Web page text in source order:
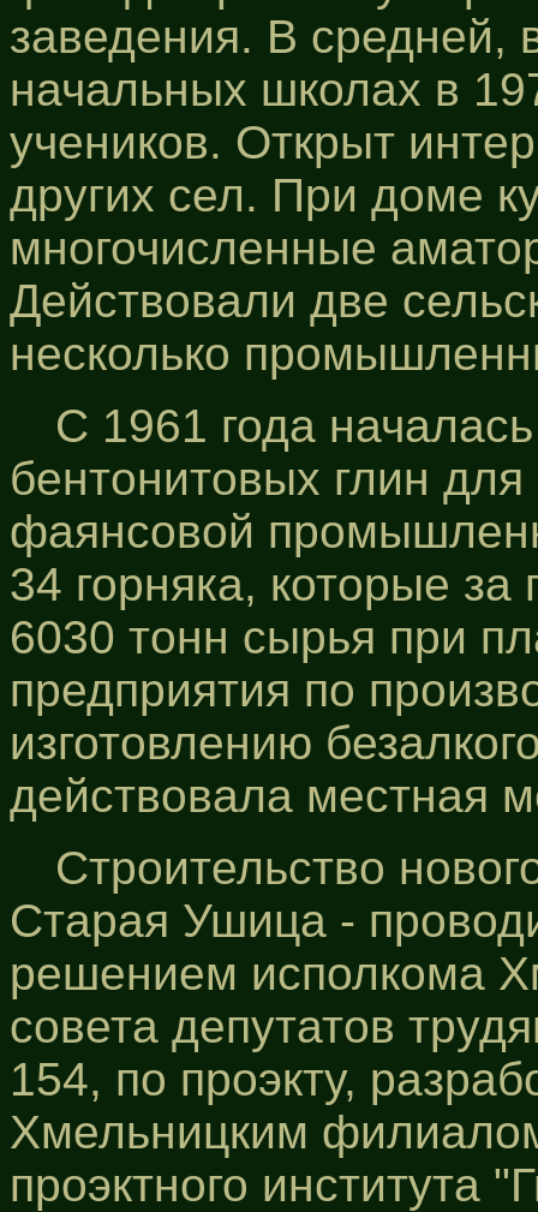
заведения. В средней,
начальных школах в
учеников. Открыт
других сел. При доме
многочисленные
Действовали две
несколько
С 1961 года
бентонитовых глин
фаянсовой
34 горняка, которые
6030 тонн сырья при
предприятия по
изготовлению
действовала местная
Строительство
Старая Ушица -
решением исполкома
совета депутатов
154, по проэкту,
Хмельницким
проэктного института